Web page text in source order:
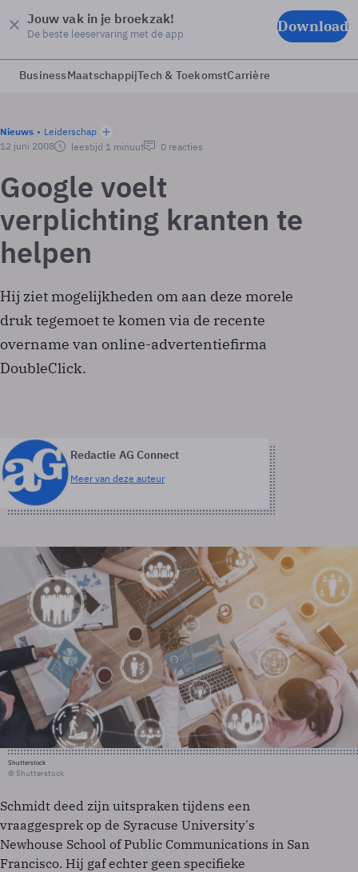
Jouw vak in je broekzak!
De beste leeservaring met de app Download
BusinessMaatschappijTech & ToekomstCarrière
Nieuws
Leiderschap
12 juni 2008
leestijd 1 minuut 0 reacties
Google voelt
verplichting kranten te
helpen
Hij ziet mogelijkheden om aan deze morele
druk tegemoet te komen via de recente
overname van online-advertentiefirma
DoubleClick.
Redactie AG Connect
Meer van deze auteur
Shutterstock
© Shutterstock
Schmidt deed zijn uitspraken tijdens een
vraaggesprek op de Syracuse University's
Newhouse School of Public Communications in San
Francisco. Hij gaf echter geen specifieke